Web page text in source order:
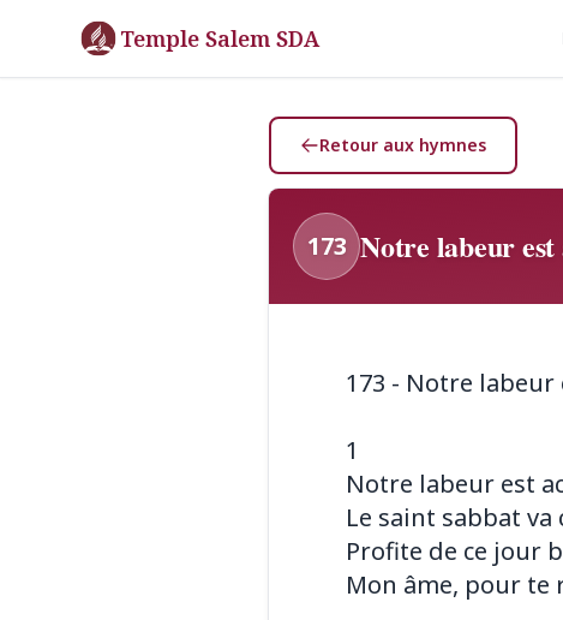
Temple Salem SDA
Retour aux hymnes
173 Notre labeur
173 - Notre labeur
1
Notre labeur est
Le saint sabbat va
Profite de ce jour
Mon âme, pour te